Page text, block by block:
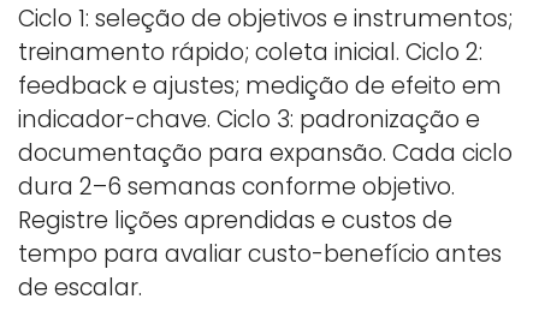
Ciclo 1: seleção de objetivos e instrumentos;
treinamento rápido; coleta inicial. Ciclo 2:
feedback e ajustes; medição de efeito em
indicador-chave. Ciclo 3: padronização e
documentação para expansão. Cada ciclo
dura 2–6 semanas conforme objetivo.
Registre lições aprendidas e custos de
tempo para avaliar custo-benefício antes
de escalar.